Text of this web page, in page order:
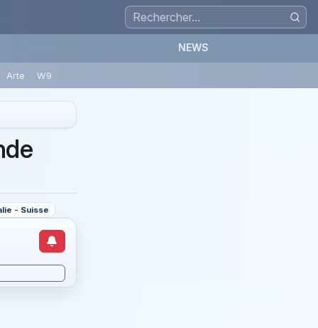
NEWS
Arte W9
- Suisse